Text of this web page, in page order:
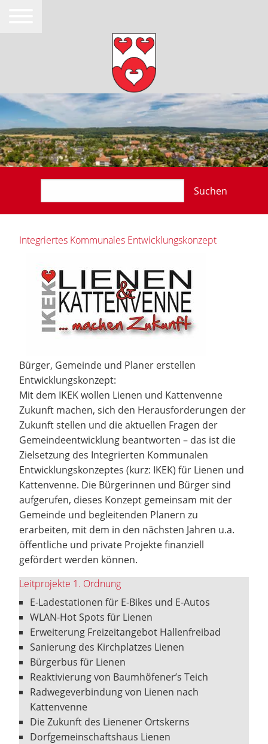
Suchen
Integriertes Kommunales Entwicklungskonzept
Bürger, Gemeinde und Planer erstellen
Entwicklungskonzept:
Mit dem IKEK wollen Lienen und Kattenvenne
Zukunft machen, sich den Herausforderungen der
Zukunft stellen und die aktuellen Fragen der
Gemeindeentwicklung beantworten – das ist die
Zielsetzung des Integrierten Kommunalen
Entwicklungskonzeptes (kurz: IKEK) für Lienen und
Kattenvenne. Die Bürgerinnen und Bürger sind
aufgerufen, dieses Konzept gemeinsam mit der
Gemeinde und begleitenden Planern zu
erarbeiten, mit dem in den nächsten Jahren u.a.
öffentliche und private Projekte finanziell
gefördert werden können.
Leitprojekte 1. Ordnung
E-Ladestationen für E-Bikes und E-Autos
WLAN-Hot Spots für Lienen
Erweiterung Freizeitangebot Hallenfreibad
Sanierung des Kirchplatzes Lienen
Bürgerbus für Lienen
Reaktivierung von Baumhöfener’s Teich
Radwegeverbindung von Lienen nach
Kattenvenne
Die Zukunft des Lienener Ortskerns
Dorfgemeinschaftshaus Lienen